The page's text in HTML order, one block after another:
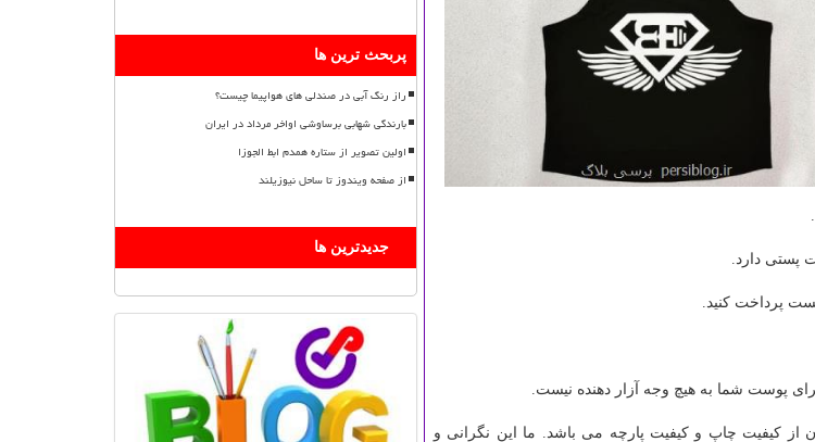
پستی دارد.
پرداخت کنید.
پوست شما به هیچ وجه آزار دهنده نیست.
کیفیت چاپ و کیفیت پارچه می باشد. ما این نگرانی و
پربحث ترین ها
راز رنگ آبی در صندلی های هواپیما چیست؟
بارندگی شهابی برساوشی اواخر مرداد در ایران
اولین تصویر از ستاره همدم ابط الجوزا
از صفحه ویندوز تا ساحل نیوزیلند
جدیدترین ها